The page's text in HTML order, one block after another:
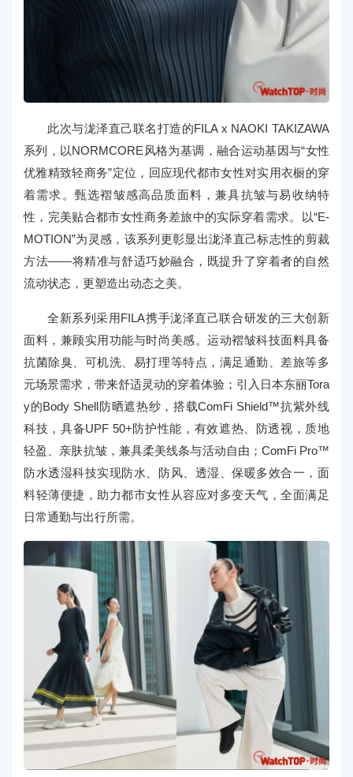
此次与泷泽直己联名打造的FILA x NAOKI TAKIZAWA
系列，以NORMCORE风格为基调，融合运动基因与“女性
优雅精致轻商务”定位，回应现代都市女性对实用衣橱的穿
着需求。甄选褶皱感高品质面料，兼具抗皱与易收纳特
性，完美贴合都市女性商务差旅中的实际穿着需求。以“E-
MOTION”为灵感，该系列更彰显出泷泽直己标志性的剪裁
方法——将精准与舒适巧妙融合，既提升了穿着者的自然
流动状态，更塑造出动态之美。
全新系列采用FILA携手泷泽直己联合研发的三大创新
面料，兼顾实用功能与时尚美感。运动褶皱科技面料具备
抗菌除臭、可机洗、易打理等特点，满足通勤、差旅等多
元场景需求，带来舒适灵动的穿着体验；引入日本东丽Tora
y的Body Shell防晒遮热纱，搭载ComFi Shield™抗紫外线
科技，具备UPF 50+防护性能，有效遮热、防透视，质地
轻盈、亲肤抗皱，兼具柔美线条与活动自由；ComFi Pro™
防水透湿科技实现防水、防风、透湿、保暖多效合一，面
料轻薄便捷，助力都市女性从容应对多变天气，全面满足
日常通勤与出行所需。